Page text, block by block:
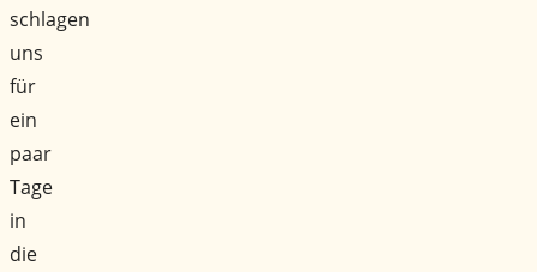
schlagen
uns
für
ein
paar
Tage
in
die